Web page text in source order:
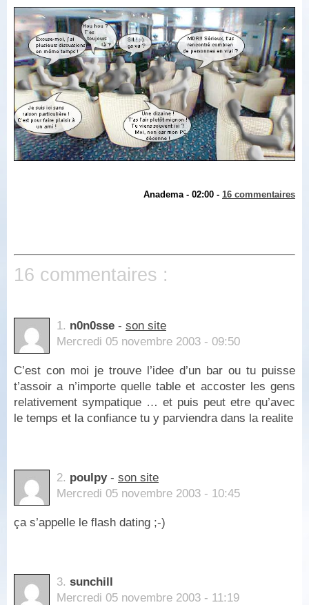
Anadema - 02:00 - 16 commentaires
16 commentaires :
1. n0n0sse - son site
Mercredi 05 novembre 2003 - 09:50
C’est con moi je trouve l’idee d’un bar ou tu puisse
t’assoir a n’importe quelle table et accoster les gens
relativement sympatique … et puis peut etre qu’avec
le temps et la confiance tu y parviendra dans la realite
2. poulpy- son site
Mercredi 05 novembre 2003 - 10:45
ça s’appelle le flash dating ;-)
3. sunchill
Mercredi 05 novembre 2003 - 11:19